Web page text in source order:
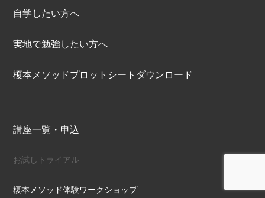
自学したい方へ
実地で勉強したい方へ
榎本メソッドプロットシートダウンロード
講座一覧・申込
お試しトライアル
榎本メソッド体験ワークショップ